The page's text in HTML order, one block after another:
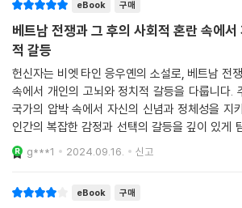
의 위기에 처하게 된다.
■ ‘인도차이나’라고 불린 세 나라,
그리고 그것의 아버지, 프랑스
『동조자』가 베트남전과 냉전의 이념과 갈등 상황
『헌신자』는 미국이 침략하기 전, 1858년부터 베
를 배경으로 하여 식민주의의 그늘과 현재를 담았
년에 철수하기까지 장장 96년 동안 점령했다. 사실
eBook 구매
베트남 전쟁과 그 후의 사회적 혼란 속에서
적 갈등
헌신자는 비엣 타인 응우옌의 소설로, 베트남 전
속에서 개인의 고뇌와 정치적 갈등을 다룹니다.
국가의 압박 속에서 자신의 신념과 정체성을 지
인간의 복잡한 감정과 선택의 갈등을 깊이 있게
세한 묘사와 강렬한 서사가 독자들에게 깊은 감동
니다. 역사적 배경
g***1 2024.09.16. 신고
eBook 구매